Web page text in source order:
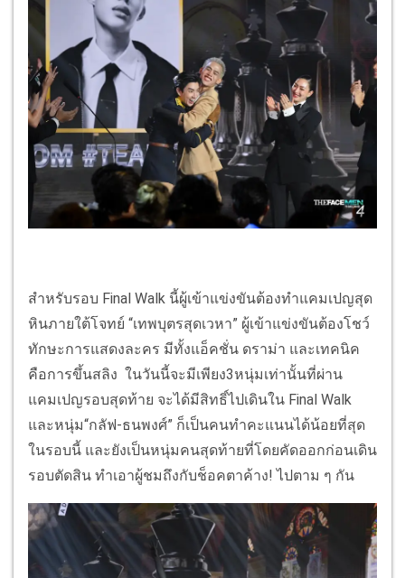
สำหรับรอบ Final Walk นี้ผู้เข้าแข่งขันต้องทำแคมเปญสุด
หินภายใต้โจทย์ “เทพบุตรสุดเวหา” ผู้เข้าแข่งขันต้องโชว์
ทักษะการแสดงละคร มีทั้งแอ็คชั่น ดราม่า และเทคนิค
คือการขึ้นสลิง ในวันนี้จะมีเพียง3หนุ่มเท่านั้นที่ผ่าน
แคมเปญรอบสุดท้าย จะได้มีสิทธิ์ไปเดินใน Final Walk
และหนุ่ม“กลัฟ-ธนพงศ์” ก็เป็นคนทำคะแนนได้น้อยที่สุด
ในรอบนี้ และยังเป็นหนุ่มคนสุดท้ายที่โดยคัดออกก่อนเดิน
รอบตัดสิน ทำเอาผู้ชมถึงกับช็อคตาค้าง! ไปตาม ๆ กัน